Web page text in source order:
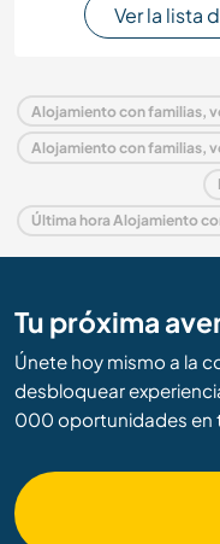
Ver la lista
Tu próxima
Únete hoy mismo a la
desbloquear
000 oportunidades en